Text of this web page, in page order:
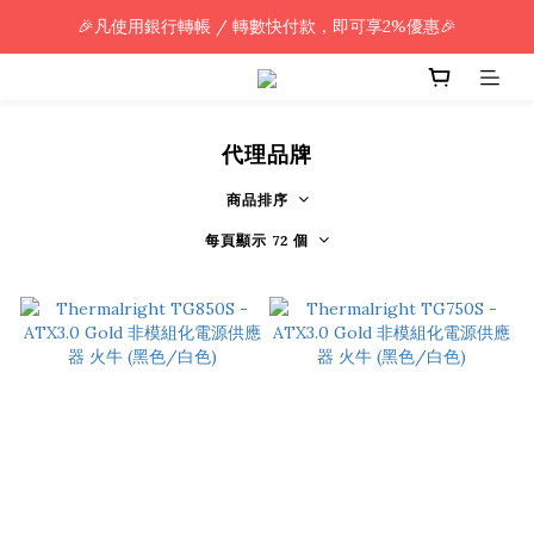
🎉凡使用銀行轉帳 / 轉數快付款，即可享2%優惠🎉
🎉凡使用銀行轉帳 / 轉數快付款，即可享2%優惠🎉
全單購買滿HK$800.00，即享免運優惠 (只限香港)
代理品牌
商品排序
每頁顯示 72 個